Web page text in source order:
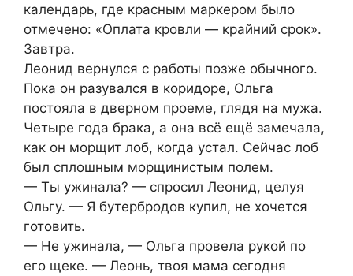
календарь, где красным маркером было
отмечено: «Оплата кровли — крайний срок».
Завтра.
Леонид вернулся с работы позже обычного.
Пока он разувался в коридоре, Ольга
постояла в дверном проеме, глядя на мужа.
Четыре года брака, а она всё ещё замечала,
как он морщит лоб, когда устал. Сейчас лоб
был сплошным морщинистым полем.
— Ты ужинала? — спросил Леонид, целуя
Ольгу. — Я бутербродов купил, не хочется
готовить.
— Не ужинала, — Ольга провела рукой по
его щеке. — Леонь, твоя мама сегодня